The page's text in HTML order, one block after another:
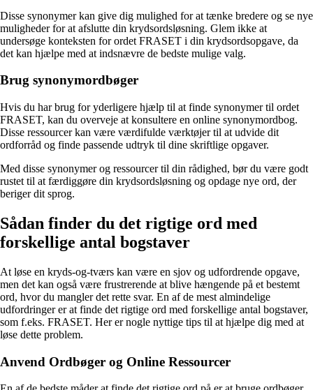
Disse synonymer kan give dig mulighed for at tænke bredere og se nye
muligheder for at afslutte din krydsordsløsning. Glem ikke at
undersøge konteksten for ordet FRASET i din krydsordsopgave, da
det kan hjælpe med at indsnævre de bedste mulige valg.
Brug synonymordbøger
Hvis du har brug for yderligere hjælp til at finde synonymer til ordet
FRASET, kan du overveje at konsultere en online synonymordbog.
Disse ressourcer kan være værdifulde værktøjer til at udvide dit
ordforråd og finde passende udtryk til dine skriftlige opgaver.
Med disse synonymer og ressourcer til din rådighed, bør du være godt
rustet til at færdiggøre din krydsordsløsning og opdage nye ord, der
beriger dit sprog.
Sådan finder du det rigtige ord med
forskellige antal bogstaver
At løse en kryds-og-tværs kan være en sjov og udfordrende opgave,
men det kan også være frustrerende at blive hængende på et bestemt
ord, hvor du mangler det rette svar. En af de mest almindelige
udfordringer er at finde det rigtige ord med forskellige antal bogstaver,
som f.eks. FRASET. Her er nogle nyttige tips til at hjælpe dig med at
løse dette problem.
Anvend Ordbøger og Online Ressourcer